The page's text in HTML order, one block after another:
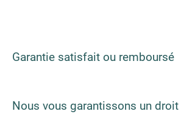
Garantie satisfait ou remboursé
Nous vous garantissons un droit